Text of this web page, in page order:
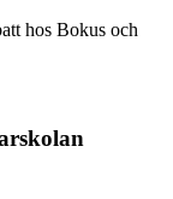
hos Bokus och